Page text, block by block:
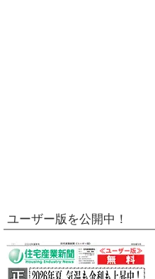
ユーザー版を公開中！